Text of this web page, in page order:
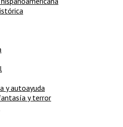
y autoayuda
y terror